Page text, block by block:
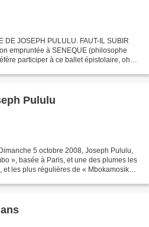
DE JOSEPH PULULU. FAUT-IL SUBIR
empruntée à SENEQUE (philosophe
participer à ce ballet épistolaire, oh
Pululu
5 octobre 2008, Joseph Pululu,
», basée à Paris, et une des plumes les
les plus régulières de « Mbokamosika »